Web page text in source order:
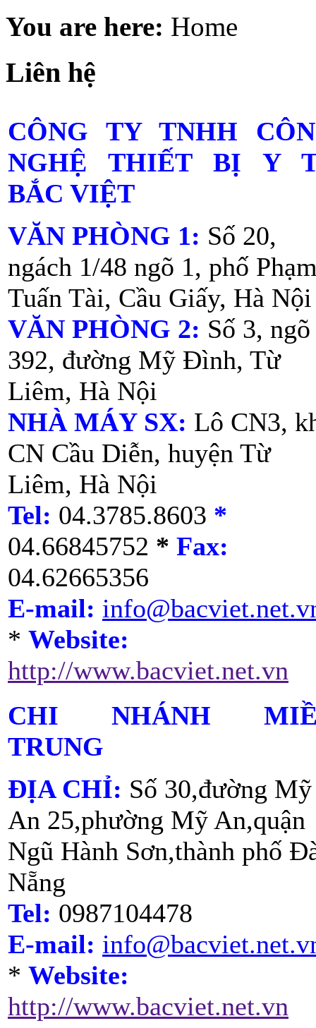
You are here: Home
Liên hệ
CÔNG TY TNHH
NGHỆ THIẾT BỊ Y
BẮC VIỆT
VĂN PHÒNG 1: Số 20,
ngách 1/48 ngõ 1, phố
Tuấn Tài, Cầu Giấy, Hà Nội
VĂN PHÒNG 2: Số 3, ngõ
392, đường Mỹ Đình, Từ
Liêm, Hà Nội
NHÀ MÁY SX: Lô CN3,
CN Cầu Diễn, huyện Từ
Liêm, Hà Nội
Tel: 04.3785.8603 *
04.66845752 * Fax:
04.62665356
E-mail:
* Website:
http://www.bacviet.net.vn
CHI NHÁNH
TRUNG
ĐỊA CHỈ: Số 30,đường Mỹ
An 25,phường Mỹ An,quận
Ngũ Hành Sơn,thành phố
Nẵng
Tel: 0987104478
E-mail:
* Website:
http://www.bacviet.net.vn